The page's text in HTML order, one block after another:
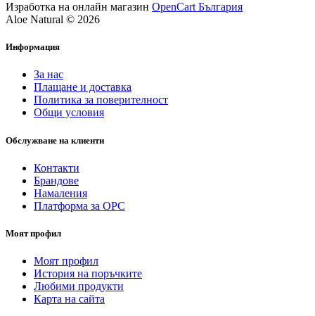
Изработка на онлайн магазин OpenCart България
Aloe Natural © 2026
Информация
За нас
Плащане и доставка
Политика за поверителност
Общи условия
Обслужване на клиенти
Контакти
Брандове
Намаления
Платформа за ОРС
Моят профил
Моят профил
История на поръчките
Любими продукти
Карта на сайта